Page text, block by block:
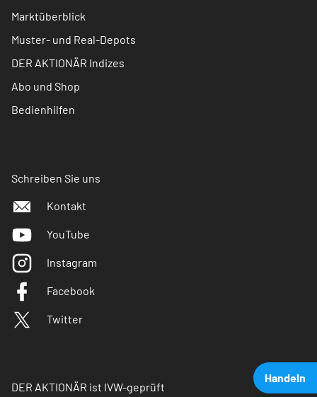
Handeln
Marktüberblick
Muster- und Real-Depots
DER AKTIONÄR Indizes
Abo und Shop
Bedienhilfen
Schreiben Sie uns
Kontakt
YouTube
Instagram
Facebook
Twitter
DER AKTIONÄR ist IVW-geprüft